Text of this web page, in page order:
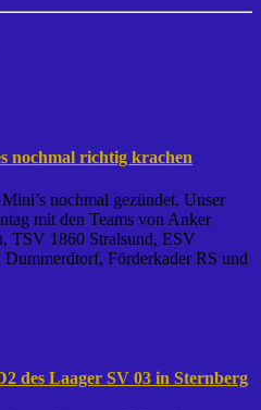
nochmal richtig krachen
nochmal gezündet. Unser
mit den Teams von Anker
TSV 1860 Stralsund, ESV
Förderkader RS und
des Laager SV 03 in Sternberg